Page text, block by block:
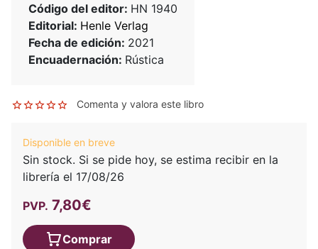
Código del editor: HN 1940
Editorial: Henle Verlag
Fecha de edición: 2021
Encuadernación: Rústica
Comenta y valora este libro
Disponible en breve
Sin stock. Si se pide hoy, se estima recibir en la
librería el 17/08/26
PVP. 7,80€
Comprar